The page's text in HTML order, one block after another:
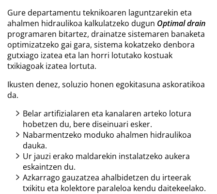
Gure departamentu teknikoaren laguntzarekin eta
ahalmen hidraulikoa kalkulatzeko dugun Optimal drain
programaren bitartez, drainatze sistemaren banaketa
optimizatzeko gai gara, sistema kokatzeko denbora
gutxiago izatea eta lan horri lotutako kostuak
txikiagoak izatea lortuta.
Ikusten denez, soluzio honen egokitasuna askoratikoa
da.
Belar artifizialaren eta kanalaren arteko lotura
hobetzen du, bere diseinuari esker.
Nabarmentzeko moduko ahalmen hidraulikoa
dauka.
Ur jauzi erako maldarekin instalatzeko aukera
eskaintzen du.
Azkarrago gauzatzea ahalbidetzen du irteerak
txikitu eta kolektore paraleloa kendu daitekeelako.